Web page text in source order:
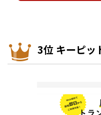
3位 キーピッ